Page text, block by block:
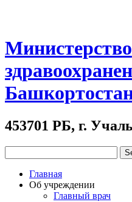
Министерство
453701 РБ, г.
Главная
Об учреждении
Главный врач